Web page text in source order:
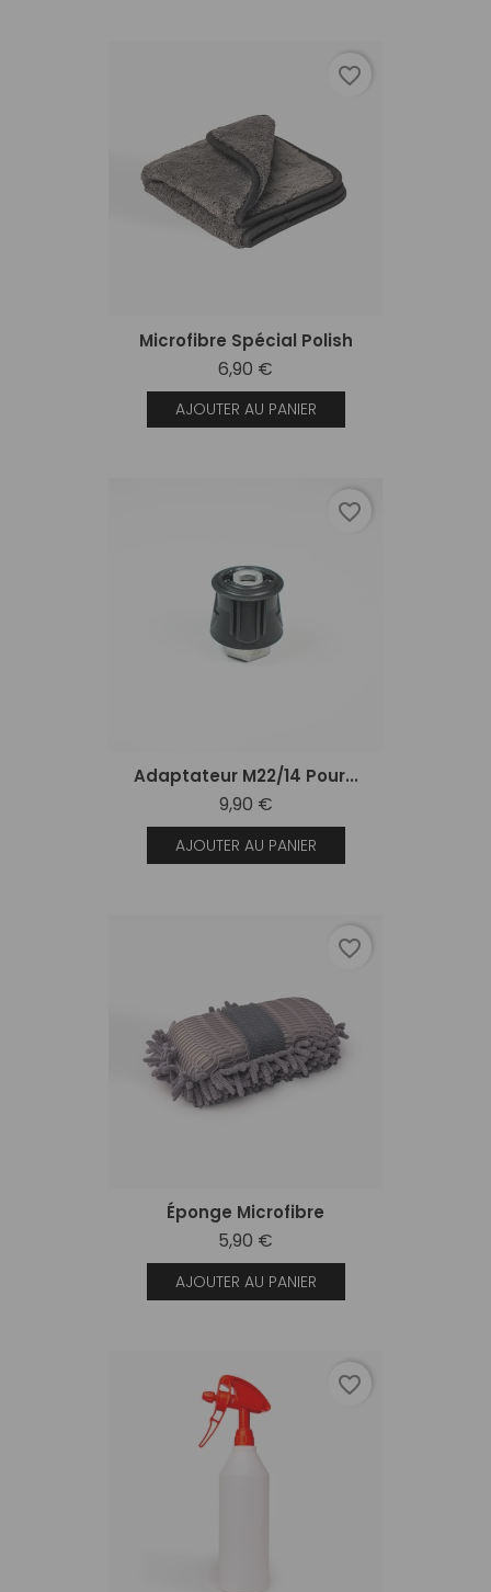
Microfibre Spécial Polish
6,90 €
AJOUTER AU PANIER
favorite_border
Adaptateur M22/14 Pour...
9,90 €
AJOUTER AU PANIER
favorite_border
Éponge Microfibre
5,90 €
AJOUTER AU PANIER
favorite_border
favorite_border